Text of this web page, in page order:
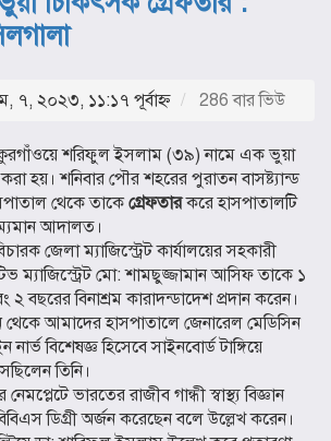
৭, ২০২৩, ১১:১৭ পূর্বাহ্ণ 286 বার ভিউ
শরিফুল ইসলাম (৩৯) নামে এক ভুয়া
হয়। শনিবার পৌর শহরের পুরাতন বাসষ্ট্যান্ড
থেকে তাকেগ্রেফতারকরে হাসপাতালটি
আদালত।
জেলা ম্যাজিস্ট্রেট কার্যালয়ের সহকারী
ম্যাজিস্ট্রেট মো: শামছুজ্জামান আসিফ তাকে ১
২ বছরের বিনাশ্রম কারাদন্ডাদেশ প্রদান করেন।
থেকে আমাদের হাসপাতালে জেনারেল মেডিসিন
নার্ভ বিশেষজ্ঞ হিসেবে সাইনবোর্ড টাঙ্গিয়ে
তিনি।
ভারতের রাজীব গান্ধী স্বাস্থ্য বিজ্ঞান
ডিগ্রী অর্জন করেছেন বলে উল্লেখ করেন।